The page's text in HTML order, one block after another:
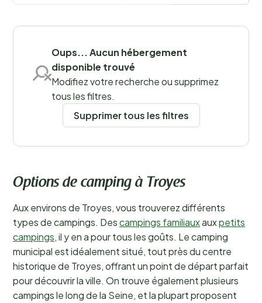
idéal pour déguster le célèbre vin pétillant : le
Oups... Aucun hébergement
disponible trouvé
Modifiez votre recherche ou supprimez
tous les filtres.
Supprimer tous les filtres
Options de camping à Troyes
Aux environs de Troyes, vous trouverez différents
types de campings. Descampings familiauxauxpetits
campings, il y en a pour tous les goûts. Le camping
municipal est idéalement situé, tout près du centre
historique de Troyes, offrant un point de départ parfait
pour découvrir la ville. On trouve également plusieurs
campings le long de la Seine, et la plupart proposent